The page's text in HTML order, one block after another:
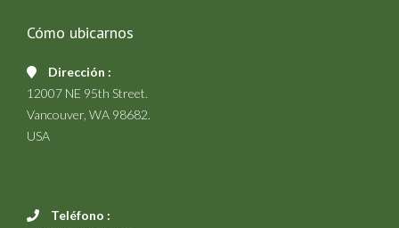
Cómo ubicarnos
Dirección :
12007 NE 95th Street.
Vancouver, WA 98682.
USA
Teléfono :